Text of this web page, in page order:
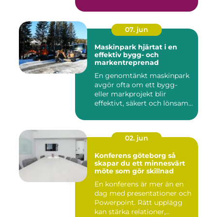
07. jun
Maskinpark hjärtat i en
effektiv bygg- och
markentreprenad
En genomtänkt maskinpark
avgör ofta om ett bygg-
eller markprojekt blir
effektivt, säkert och lönsam...
02. jun
Konferens göteborg så
skapar du ett minnesvärt
möte som gör skillnad
En konferens är mer än en
dag med presentationer och
Powerpoint. Rätt upplägg
kan stärka relationer,...